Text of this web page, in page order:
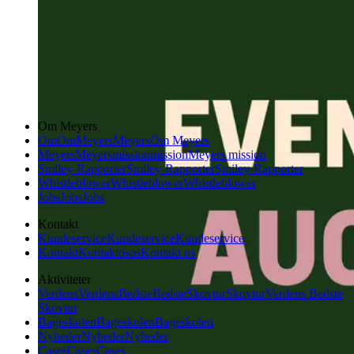
Om Meyers
OmOmMeyersMeyersOm Meyers
MeyersMeyersmissionmissionMeyers mission
Smiley-RapporterSmiley-RapporterSmiley-Rapporter
WhistleblowerWhistleblowerWhistleblower
JobsJobsJobs
Kontakt
KundeserviceKundeserviceKundeservice
KontaktKontaktososKontakt os
Aktiviteter
VerdensVerdensBedsteBedsteSkovturSkovturVerdens Bedste
Skovtur
BageskolenBageskolenBageskolen
NyhederNyhederNyheder
CasesCasesCases